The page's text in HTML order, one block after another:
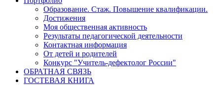
Образование. Стаж. Повышение квалификации.
Достижения
Моя общественная активность
Результаты педагогической деятельности
Контактная информация
От детей и родителей
Конкурс "Учитель-дефектолог России"
ОБРАТНАЯ СВЯЗЬ
ГОСТЕВАЯ КНИГА